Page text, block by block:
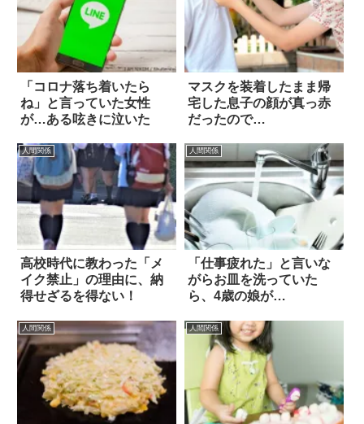
「コロナ落ち着いたら
ね」と言っていた女性
が…ある呟きに泣いた
マスクを装着したまま帰
宅した息子の顔が真っ赤
だったので…
人間関係
高校時代に教わった「メ
イク禁止」の理由に、納
得せざるを得ない！
人間関係
「仕事疲れた」と言いな
がらお皿を洗っていた
ら、4歳の娘が…
人間関係 人間関係